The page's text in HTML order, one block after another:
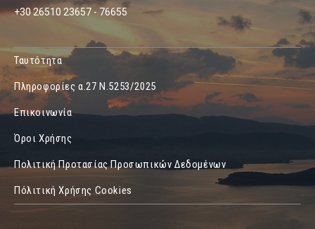
+30 26510 23657 - 76655
Ταυτότητα
Πληροφορίες α.27 Ν.5253/2025
Επικοινωνία
Όροι Χρήσης
Πολιτική Προτασίας Προσωπικών Δεδομένων
Πόλιτική Χρήσης Cookies